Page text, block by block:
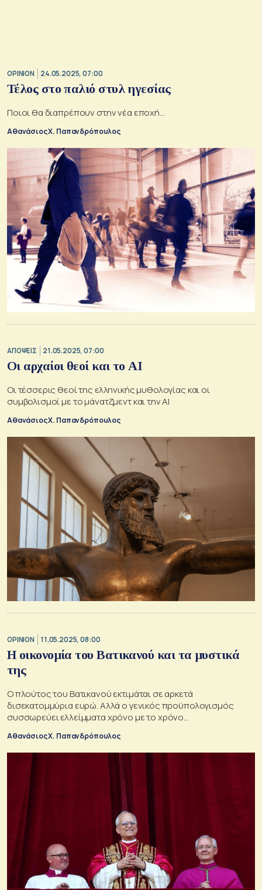
OPINION 24.05.2025, 07:00
Τέλος στο παλιό στυλ ηγεσίας
Ποιοι θα διαπρέπουν στην νέα εποχή...
Αθανάσιος Χ. Παπανδρόπουλος
ΑΠΟΨΕΙΣ 21.05.2025, 07:00
Οι αρχαίοι θεοί και το AI
Οι τέσσερις θεοί της ελληνικής μυθολογίας και οι
συμβολισμοί με το μάνατζμεντ και την AI
Αθανάσιος Χ. Παπανδρόπουλος
OPINION 11.05.2025, 08:00
Η οικονομία του Βατικανού και τα μυστικά
της
Ο πλούτος του Βατικανού εκτιμάται σε αρκετά
δισεκατομμύρια ευρώ. Αλλά ο γενικός προϋπολογισμός
συσσωρεύει ελλείμματα χρόνο με το χρόνο...
Αθανάσιος Χ. Παπανδρόπουλος